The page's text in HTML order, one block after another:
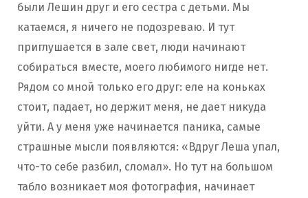
были Лешин друг и его сестра с детьми. Мы
катаемся, я ничего не подозреваю. И тут
приглушается в зале свет, люди начинают
собираться вместе, моего любимого нигде нет.
Рядом со мной только его друг: еле на коньках
стоит, падает, но держит меня, не дает никуда
уйти. А у меня уже начинается паника, самые
страшные мысли появляются: «Вдруг Леша упал,
что-то себе разбил, сломал». Но тут на большом
табло возникает моя фотография, начинает